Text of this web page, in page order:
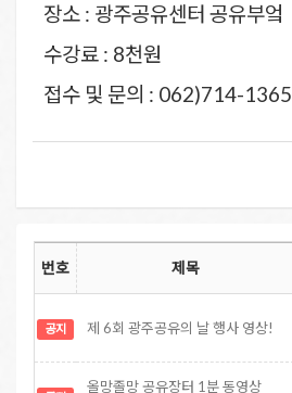
장소 : 광주공유센터 공유부엌
수강료 : 8천원
접수 및 문의 : 062)714-1365
번호 제목
공지 제 6회 광주공유의 날 행사 영상!
올망졸망 공유장터 1분 동영상